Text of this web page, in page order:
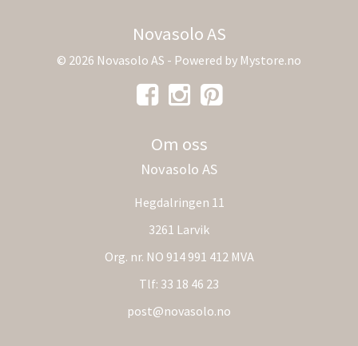
Novasolo AS
© 2026 Novasolo AS - Powered by Mystore.no
Om oss
Novasolo AS
Hegdalringen 11
3261 Larvik
Org. nr. NO 914 991 412 MVA
Tlf: 33 18 46 23
post@novasolo.no